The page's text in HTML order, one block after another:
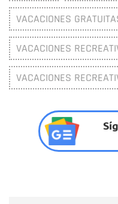
VACACIONES
VACACIONES
VACACIONES